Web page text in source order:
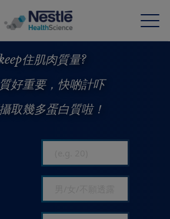
住肌肉質量?
好重要，快啲計吓
取幾多蛋白質啦！